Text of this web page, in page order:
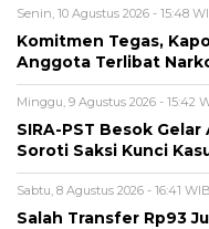
Senin, 10 Agustus 2026 - 15:48
Komitmen Tegas,
Anggota Terlibat
Minggu, 9 Agustus 2026 - 15:42
SIRA-PST Besok
Soroti Saksi Kunci
Sabtu, 8 Agustus 2026 - 16:41 WIB
Salah Transfer Rp93